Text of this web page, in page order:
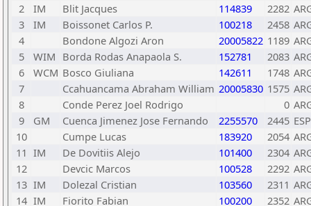
2
IM Blit Jacques 114839 2282
3
IM Boissonet Carlos P. 100218 2458
4
Bondone Algozi Aron 20005822 1189
5
WIM Borda Rodas Anapaola S. 152781 2083
6
WCM Bosco Giuliana 142611 1748
7
Ccahuancama Abraham William 20005830 1575
8
Conde Perez Joel Rodrigo 0
9
GM Cuenca Jimenez Jose Fernando 2255570 2445 ESP
10
Cumpe Lucas 183920 2054
11 IM De Dovitiis Alejo 101400 2304
12
Devcic Marcos 100528 2292
13 IM Dolezal Cristian 103560 2311
14 IM Fiorito Fabian 100200 2352